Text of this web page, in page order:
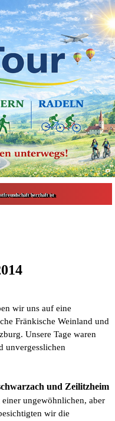
herzhaft ist
wir uns auf eine
Fränkische Weinland und
Unsere Tage waren
unvergesslichen
und Zeilitzheim
einer ungewöhnlichen, aber
wir die